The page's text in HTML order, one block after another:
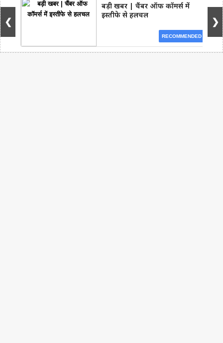
Facebook WhatsApp Telegram
❮
बड़ी खबर | चैंबर ऑफ कॉमर्स में
इस्तीफे से हलचल
RECOMMENDED
❯